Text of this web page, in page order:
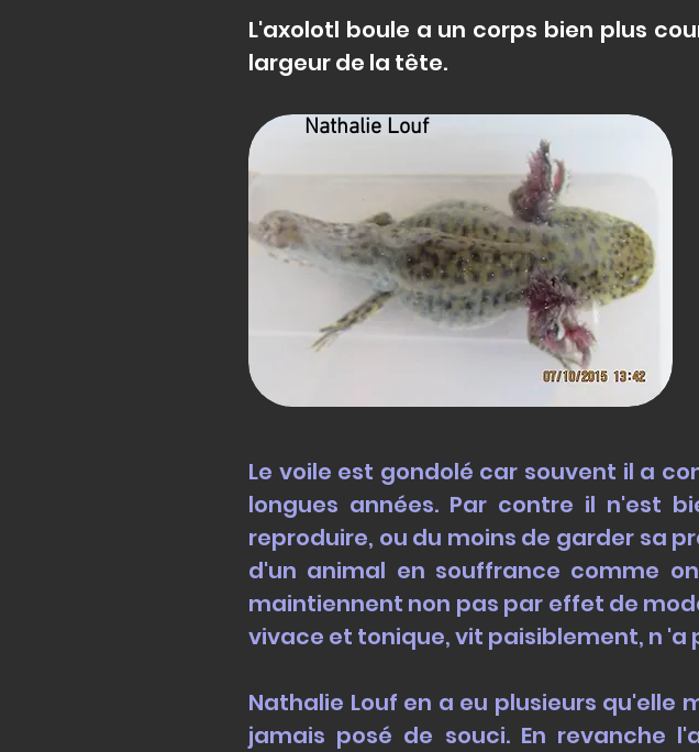
L'axolotl boule a un corps bien plus
largeur de la tête.
Nathalie Louf
Le voile est gondolé car souvent il a
longues années. Par contre il n'est
reproduire, ou du moins de garder sa
d'un animal en souffrance comme
maintiennent non pas par effet de
vivace et tonique, vit paisiblement, n 'a
Nathalie Louf en a eu plusieurs qu'elle
jamais posé de souci. En revanche